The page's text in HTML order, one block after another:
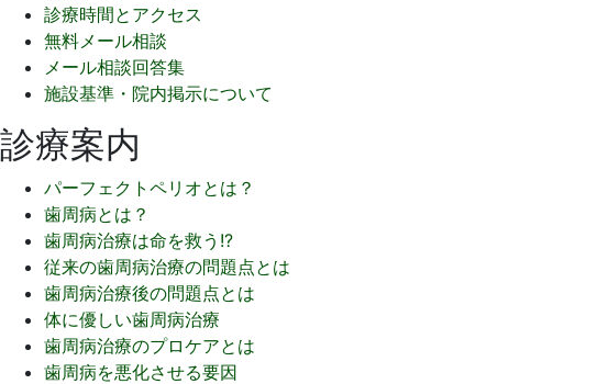
診療時間とアクセス
無料メール相談
メール相談回答集
施設基準・院内掲示について
診療案内
パーフェクトペリオとは？
歯周病とは？
歯周病治療は命を救う!?
従来の歯周病治療の問題点とは
歯周病治療後の問題点とは
体に優しい歯周病治療
歯周病治療のプロケアとは
歯周病を悪化させる要因